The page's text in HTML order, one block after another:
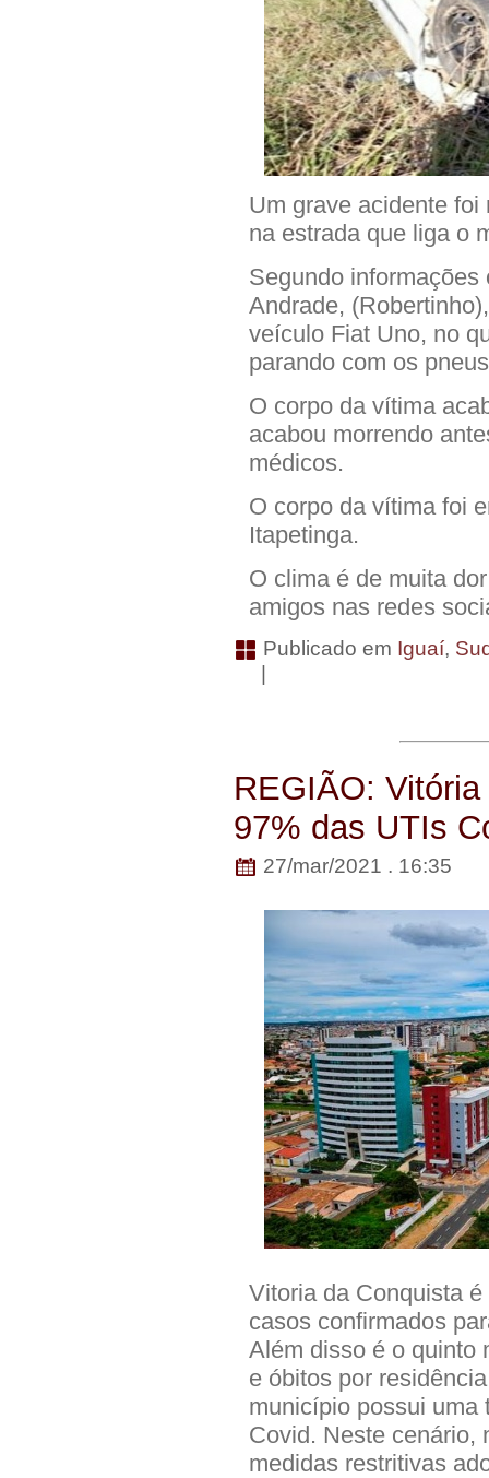
Um grave acidente
na estrada que liga o
Segundo
Andrade,
veículo Fiat Uno, no
parando com os
O corpo da vítima
acabou morrendo
médicos.
O corpo da vítima foi
Itapetinga.
O clima é de muita
amigos nas redes
Publicado em Iguaí,
REGIÃO:
97% das UTIs
27/mar/2021 . 16:35
Vitoria da Conquista
casos confirmados
Além disso é o quinto
e óbitos por
município possui uma
Covid. Neste cenário,
medidas restritivas